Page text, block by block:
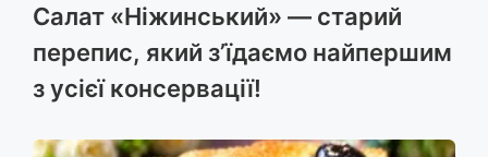
Салат «Ніжинський» — старий
перепис, який з’їдаємо найпершим
з усієї консервації!